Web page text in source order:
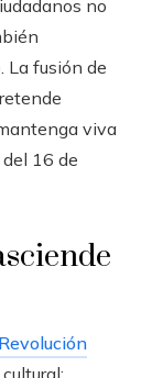
no
La fusión de
viva
16 de